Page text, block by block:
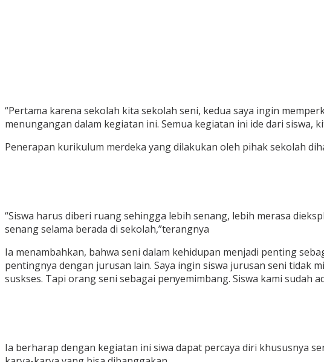
“Pertama karena sekolah kita sekolah seni, kedua saya ingin
menungangan dalam kegiatan ini. Semua kegiatan ini ide dari siswa,
Penerapan kurikulum merdeka yang dilakukan oleh pihak sekolah
“Siswa harus diberi ruang sehingga lebih senang, lebih merasa
senang selama berada di sekolah,”terangnya
Ia menambahkan, bahwa seni dalam kehidupan menjadi penting
pentingnya dengan jurusan lain. Saya ingin siswa jurusan seni tidak
suskses. Tapi orang seni sebagai penyemimbang. Siswa kami sudah
Ia berharap dengan kegiatan ini siwa dapat percaya diri khususnya